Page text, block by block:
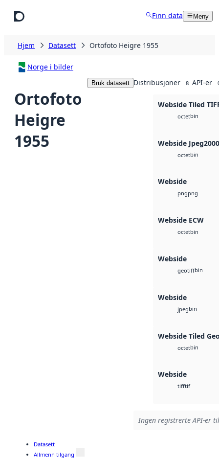
Finn data Meny
Hjem Datasett Ortofoto Heigre 1955
Norge i bilder
Ortofoto
Heigre
1955
Bruk datasett Distribusjoner 8 API-er
Webside Tiled
octetbin
Webside Jpeg2000
octetbin
Webside
pngpng
Webside ECW
octetbin
Webside
geotiffbin
Webside
jpegbin
Webside Tiled
octetbin
Webside
tifftif
Ingen registrerte API-er
Datasett
Allmenn tilgang